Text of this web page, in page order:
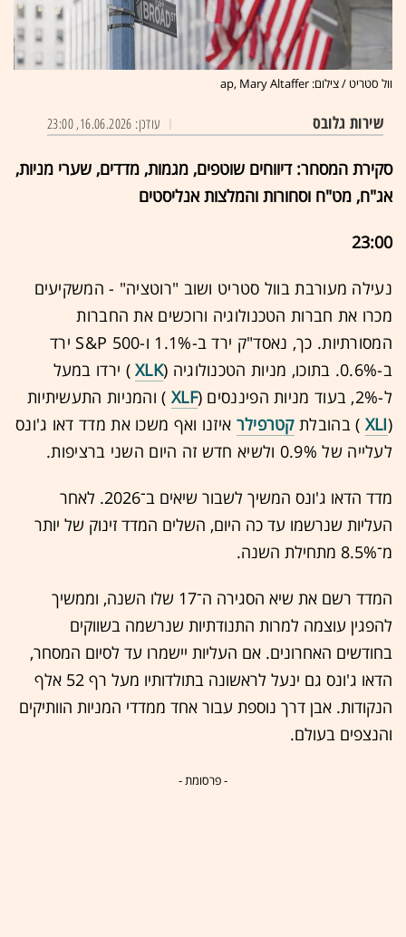
וול סטריט / צילום: ap, Mary Altaffer
שירות גלובס עודכן: 16.06.2026, 23:00
סקירת המסחר: דיווחים שוטפים, מגמות, מדדים, שערי מניות,
אג"ח, מט"ח וסחורות והמלצות אנליסטים
23:00
נעילה מעורבת בוול סטריט ושוב "רוטציה" - המשקיעים
מכרו את חברות הטכנולוגיה ורוכשים את החברות
המסורתיות. כך, נאסד"ק ירד ב-1.1% ו-S&P 500 ירד
ב-0.6%. בתוכו, מניות הטכנולוגיה (
XLK ) ירדו במעל
ל-2%, בעוד מניות הפיננסים (
XLF ) והמניות התעשיתיות
(
XLI ) בהובלתקטרפילר איזנו ואף משכו את מדד דאו ג'ונס
לעלייה של 0.9% ולשיא חדש זה היום השני ברציפות.
מדד הדאו ג'ונס המשיך לשבור שיאים ב־2026. לאחר
העליות שנרשמו עד כה היום, השלים המדד זינוק של יותר
מ־8.5% מתחילת השנה.
המדד רשם את שיא הסגירה ה־17 שלו השנה, וממשיך
להפגין עוצמה למרות התנודתיות שנרשמה בשווקים
בחודשים האחרונים. אם העליות יישמרו עד לסיום המסחר,
הדאו ג'ונס גם ינעל לראשונה בתולדותיו מעל רף 52 אלף
הנקודות. אבן דרך נוספת עבור אחד ממדדי המניות הוותיקים
והנצפים בעולם.
- פרסומת -